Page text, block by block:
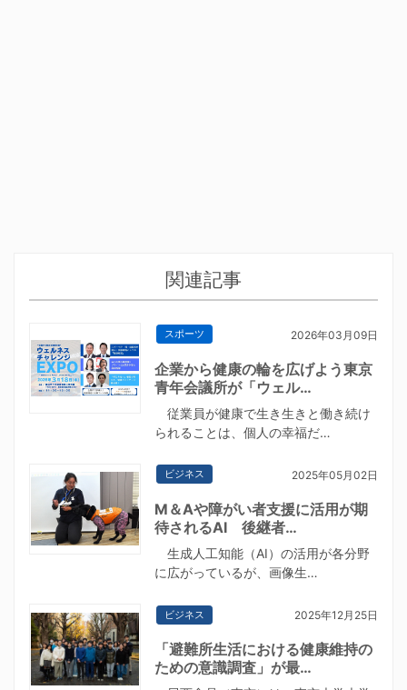
関連記事
スポーツ 2026年03月09日
企業から健康の輪を広げよう東京
青年会議所が「ウェル…
従業員が健康で生き生きと働き続け
られることは、個人の幸福だ…
ビジネス 2025年05月02日
M＆Aや障がい者支援に活用が期
待されるAI 後継者…
生成人工知能（AI）の活用が各分野
に広がっているが、画像生…
ビジネス 2025年12月25日
「避難所生活における健康維持の
ための意識調査」が最…